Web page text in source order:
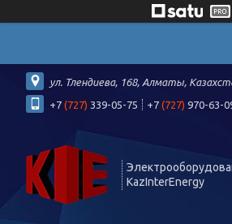
ул. Тлендиева, 168, Алматы,
+7 (727) 339-05-75 +7 (727) 970-63-
KazInterEnergy